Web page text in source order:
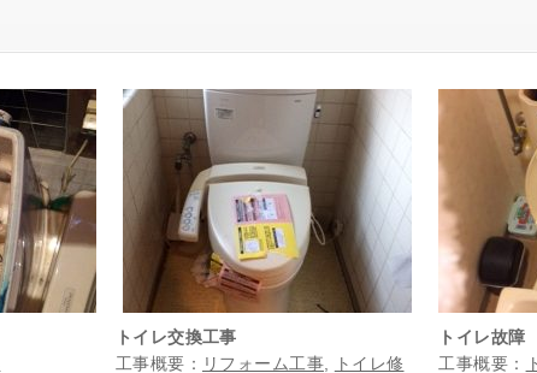
トイレ交換工事
工事概要：
リフォーム工事,
トイレ修
トイレ故障
工事概要：